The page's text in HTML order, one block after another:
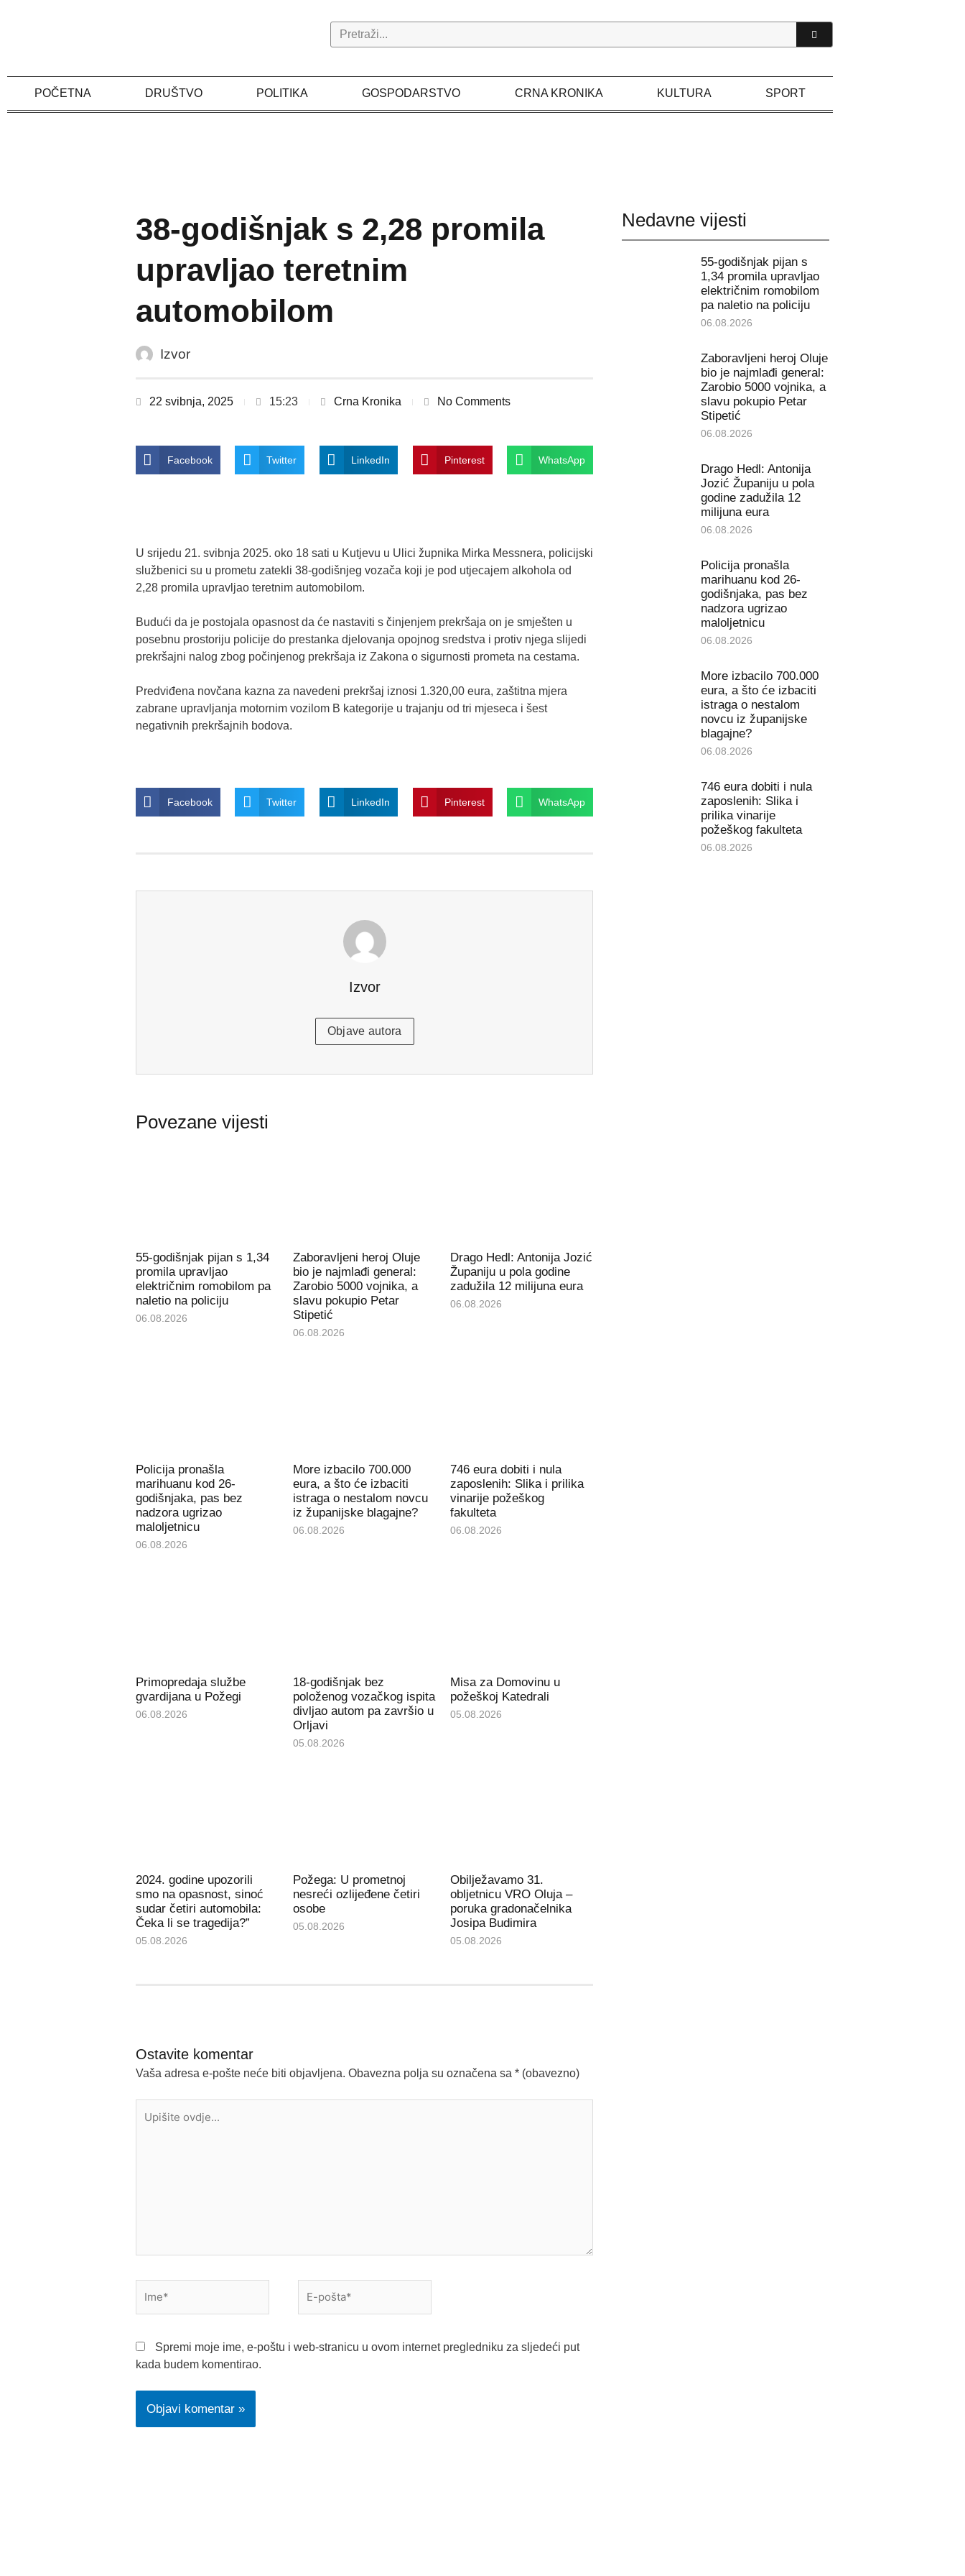
Search
POČETNA DRUŠTVO POLITIKA GOSPODARSTVO CRNA KRONIKA KULTURA SPORT
38-godišnjak s 2,28 promila
upravljao teretnim
automobilom
Izvor
22 svibnja, 2025 15:23 Crna Kronika No Comments
Facebook Twitter LinkedIn Pinterest WhatsApp
U srijedu 21. svibnja 2025. oko 18 sati u Kutjevu u Ulici župnika Mirka Messnera, policijski
službenici su u prometu zatekli 38-godišnjeg vozača koji je pod utjecajem alkohola od
2,28 promila upravljao teretnim automobilom.
Budući da je postojala opasnost da će nastaviti s činjenjem prekršaja on je smješten u
posebnu prostoriju policije do prestanka djelovanja opojnog sredstva i protiv njega slijedi
prekršajni nalog zbog počinjenog prekršaja iz Zakona o sigurnosti prometa na cestama.
Predviđena novčana kazna za navedeni prekršaj iznosi 1.320,00 eura, zaštitna mjera
zabrane upravljanja motornim vozilom B kategorije u trajanju od tri mjeseca i šest
negativnih prekršajnih bodova.
Facebook Twitter LinkedIn Pinterest WhatsApp
Izvor
Objave autora
Povezane vijesti
55-godišnjak pijan s 1,34
promila upravljao
električnim romobilom pa
naletio na policiju
06.08.2026
Zaboravljeni heroj Oluje
bio je najmlađi general:
Zarobio 5000 vojnika, a
slavu pokupio Petar
Stipetić
06.08.2026
Drago Hedl: Antonija Jozić
Županiju u pola godine
zadužila 12 milijuna eura
06.08.2026
Policija pronašla
marihuanu kod 26-
godišnjaka, pas bez
nadzora ugrizao
maloljetnicu
06.08.2026
More izbacilo 700.000
eura, a što će izbaciti
istraga o nestalom novcu
iz županijske blagajne?
06.08.2026
746 eura dobiti i nula
zaposlenih: Slika i prilika
vinarije požeškog
fakulteta
06.08.2026
Primopredaja službe
gvardijana u Požegi
06.08.2026
18-godišnjak bez
položenog vozačkog ispita
divljao autom pa završio u
Orljavi
05.08.2026
Misa za Domovinu u
požeškoj Katedrali
05.08.2026
2024. godine upozorili
smo na opasnost, sinoć
sudar četiri automobila:
Čeka li se tragedija?”
05.08.2026
Požega: U prometnoj
nesreći ozlijeđene četiri
osobe
05.08.2026
Obilježavamo 31.
obljetnicu VRO Oluja –
poruka gradonačelnika
Josipa Budimira
05.08.2026
Ostavite komentar
Vaša adresa e-pošte neće biti objavljena. Obavezna polja su označena sa * (obavezno)
ovdje...
pošta*
Spremi moje ime, e-poštu i web-stranicu u ovom internet pregledniku za sljedeći put
kada budem komentirao.
Nedavne vijesti
55-godišnjak pijan s
1,34 promila upravljao
električnim romobilom
pa naletio na policiju
06.08.2026
Zaboravljeni heroj Oluje
bio je najmlađi general:
Zarobio 5000 vojnika, a
slavu pokupio Petar
Stipetić
06.08.2026
Drago Hedl: Antonija
Jozić Županiju u pola
godine zadužila 12
milijuna eura
06.08.2026
Policija pronašla
marihuanu kod 26-
godišnjaka, pas bez
nadzora ugrizao
maloljetnicu
06.08.2026
More izbacilo 700.000
eura, a što će izbaciti
istraga o nestalom
novcu iz županijske
blagajne?
06.08.2026
746 eura dobiti i nula
zaposlenih: Slika i
prilika vinarije
požeškog fakulteta
06.08.2026